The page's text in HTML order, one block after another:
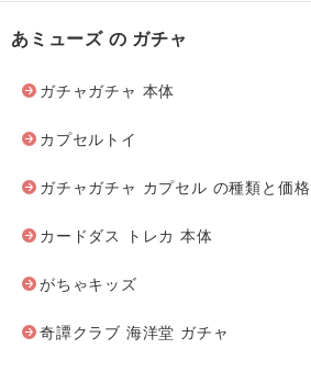
あミューズ の ガチャ
ガチャガチャ 本体
カプセルトイ
ガチャガチャ カプセル の種類と価格
カードダス トレカ 本体
がちゃキッズ
奇譚クラブ 海洋堂 ガチャ